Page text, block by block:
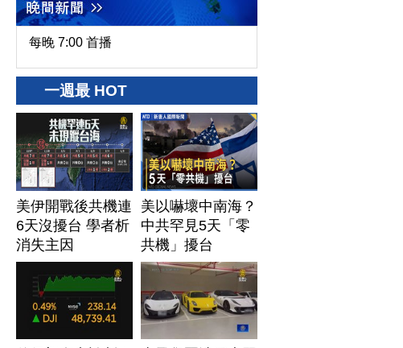
每晚 7:00 首播
一週最 HOT
美伊開戰後共機連
6天沒擾台 學者析
消失主因
美以嚇壞中南海？
中共罕見5天「零
共機」擾台